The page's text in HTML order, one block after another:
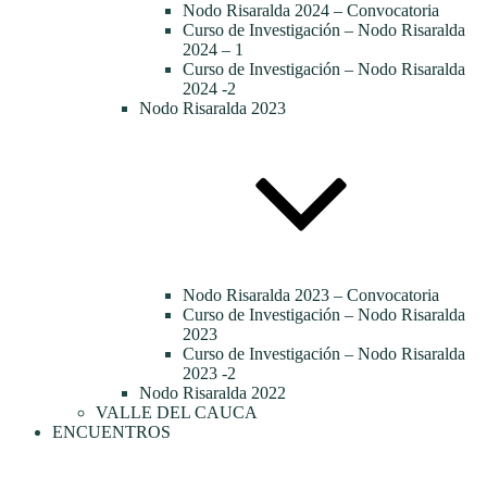
Nodo Risaralda 2024 – Convocatoria
Curso de Investigación – Nodo Risaralda
2024 – 1
Curso de Investigación – Nodo Risaralda
2024 -2
Nodo Risaralda 2023
Nodo Risaralda 2023 – Convocatoria
Curso de Investigación – Nodo Risaralda
2023
Curso de Investigación – Nodo Risaralda
2023 -2
Nodo Risaralda 2022
VALLE DEL CAUCA
ENCUENTROS